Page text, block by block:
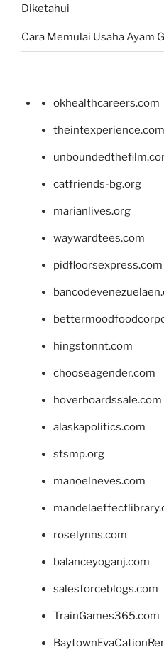
Diketahui
Cara Memulai Usaha Ayam
okhealthcareers.com
theintexperience.com
catfriends-bg.org
marianlives.org
waywardtees.com
pidfloorsexpress.com
hingstonnt.com
chooseagender.com
hoverboardssale.com
alaskapolitics.com
stsmp.org
manoelneves.com
roselynns.com
balanceyoganj.com
salesforceblogs.com
TrainGames365.com